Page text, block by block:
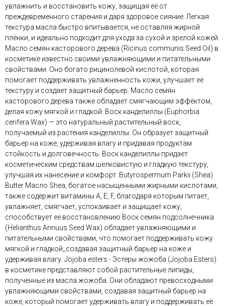
увлажнить и восстановить кожу, защищая её от
преждевременного старения и даря здоровое сияние. Легкая
текстура масла быстро впитывается, не оставляя жирной
плёнки, и идеально подходит для ухода за сухой и зрелой кожей.
Масло семян касторового дерева (Ricinus communis Seed Oil) в
косметике известно своими увлажняющими и питательными
свойствами. Оно богато рицинолевой кислотой, которая
помогает поддерживать увлажненность кожи, улучшает её
текстуру и создает защитный барьер. Масло семян
касторового дерева также обладает смягчающим эффектом,
делая кожу мягкой и гладкой. Воск канделиллы (Euphorbia
cerifera Wax) — это натуральный растительный воск,
получаемый из растения канделиллы. Он образует защитный
барьер на коже, удерживая влагу и придавая продуктам
стойкость и долговечность. Воск канделиллы придает
косметическим средствам шелковистую и гладкую текстуру,
улучшая их нанесение и комфорт. Butyrospermum Parkii (Shea)
Butter Масло Shea, богатое насыщенными жирными кислотами,
также содержит витамины А, E, F, благодаря которым питает,
увлажняет, смягчает, успокаивает и защищает кожу,
способствует ее восстановлению Воск семян подсолнечника
(Helianthus Annuus Seed Wax) обладает увлажняющими и
питательными свойствами, что помогает поддерживать кожу
мягкой и гладкой,,создавая защитный барьер на коже и
удерживая влагу. Jojoba esters - Эстеры жожоба (Jojoba Esters)
в косметике представляют собой растительные липиды,
полученные из масла жожоба. Они обладают превосходными
увлажняющими свойствами, создавая защитный барьер на
коже, который помогает удерживать влагу и поддерживать её